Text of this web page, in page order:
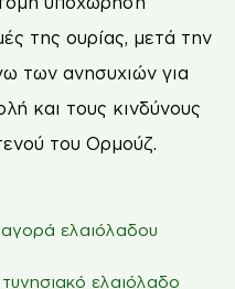
της ουρίας, μετά την
των ανησυχιών για
και τους κινδύνους
του Ορμούζ.
ελαιόλαδου